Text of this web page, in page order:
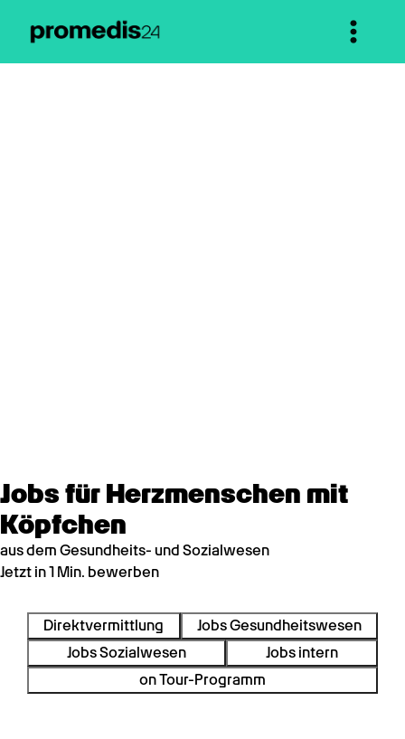
Jobs für Herzmenschen mit
Köpfchen
aus dem Gesundheits- und Sozialwesen
Jetzt in 1 Min. bewerben
Direktvermittlung
Jobs Gesundheitswesen
Jobs Sozialwesen
Jobs intern
on Tour-Programm